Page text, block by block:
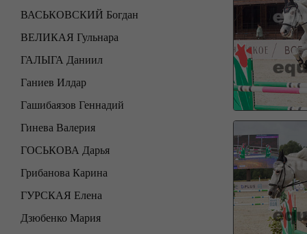
ВАСЬКОВСКИЙ Богдан
ВЕЛИКАЯ Гульнара
ГАЛЫГА Даниил
Ганиев Илдар
Гашибаязов Геннадий
Гинева Валерия
ГОСЬКОВА Дарья
Грибанова Карина
ГУРСКАЯ Елена
Дзюбенко Мария